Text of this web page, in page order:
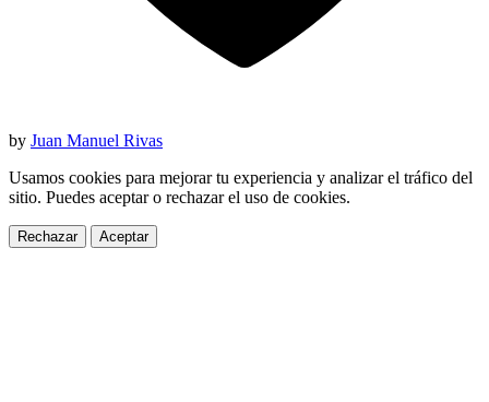
by Juan Manuel Rivas
Usamos cookies para mejorar tu experiencia y analizar el tráfico del
sitio. Puedes aceptar o rechazar el uso de cookies.
Rechazar Aceptar